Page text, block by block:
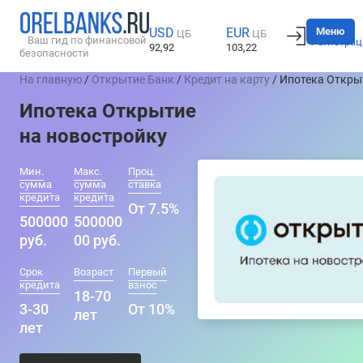
Ваш гид по финансовой
безопасности
USD ЦБ
92,92
EUR ЦБ
103,22
Вход
Меню
На главную / Открытие Банк / Кредит на карту / Ипотека
Ипотека Открытие
на новостройку
Мин.
сумма
кредита
500000
руб.
Макс.
сумма
кредита
500000
00 руб.
Проц.
ставка
От 7.5%
Срок
кредита
3-30
лет
Возраст
18-70
лет
Первый
взнос
От 10%